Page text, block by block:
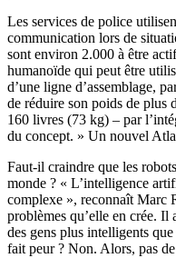
Les services de police
communication lors de
sont environ 2.000 à être
humanoïde qui peut être
d’une ligne d’assemblage,
de réduire son poids de plus
160 livres (73 kg) – par
du concept. » Un nouvel
Faut-il craindre que les
monde ? « L’intelligence
complexe », reconnaît Marc
problèmes qu’elle en crée.
des gens plus intelligents
fait peur ? Non. Alors, pas